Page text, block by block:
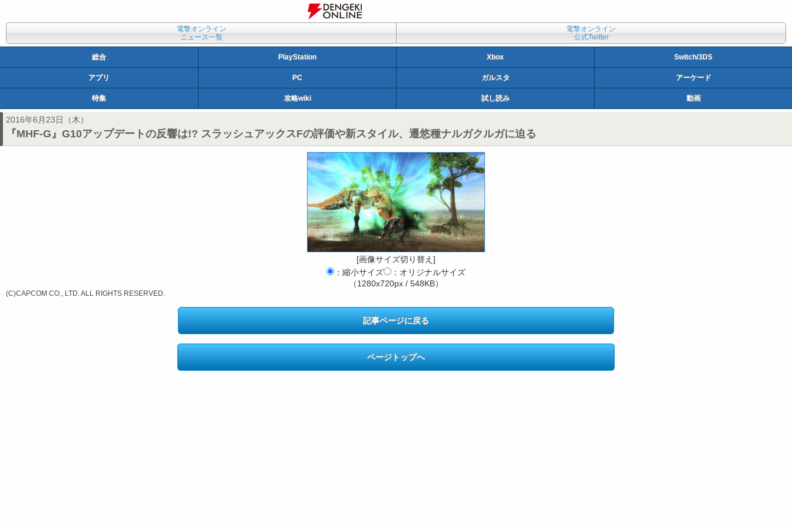
電撃オンライン
ニュース一覧
電撃オンライン
公式Twitter
総合 PlayStation Xbox Switch/3DS
アプリ PC ガルスタ アーケード
特集 攻略wiki 試し読み 動画
2016年6月23日（木）
『MHF-G』G10アップデートの反響は!? スラッシュアックスFの評価や新スタイル、遷悠種ナルガクルガに迫る
[画像サイズ切り替え]
：縮小サイズ
：オリジナルサイズ
（1280x720px / 548KB）
(C)CAPCOM CO., LTD. ALL RIGHTS RESERVED.
記事ページに戻る
ページトップへ